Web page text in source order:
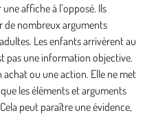
affiche à l’opposé. Ils
de nombreux arguments
Les enfants arrivèrent au
pas une information objective.
achat ou une action. Elle ne met
les éléments et arguments
peut paraître une évidence,